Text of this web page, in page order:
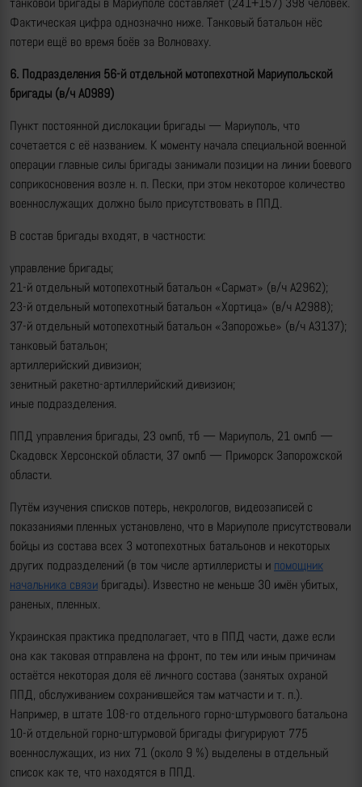
Фактическая цифра однозначно ниже. Танковый батальон нёс
потери ещё во время боёв за Волноваху.
6. Подразделения 56-й отдельной мотопехотной Мариупольской
бригады (в/ч А0989)
Пункт постоянной дислокации бригады — Мариуполь, что
сочетается с её названием. К моменту начала специальной военной
операции главные силы бригады занимали позиции на линии боевого
соприкосновения возле н. п. Пески, при этом некоторое количество
военнослужащих должно было присутствовать в ППД.
В состав бригады входят, в частности:
управление бригады;
21-й отдельный мотопехотный батальон «Сармат» (в/ч А2962);
23-й отдельный мотопехотный батальон «Хортица» (в/ч А2988);
37-й отдельный мотопехотный батальон «Запорожье» (в/ч А3137);
танковый батальон;
артиллерийский дивизион;
зенитный ракетно-артиллерийский дивизион;
иные подразделения.
ППД управления бригады, 23 омпб, тб — Мариуполь, 21 омпб —
Скадовск Херсонской области, 37 омпб — Приморск Запорожской
области.
Путём изучения списков потерь, некрологов, видеозаписей с
показаниями пленных установлено, что в Мариуполе присутствовали
бойцы из состава всех 3 мотопехотных батальонов и некоторых
других подразделений (в том числе артиллеристы и помощник
начальника связи бригады). Известно не меньше 30 имён убитых,
раненых, пленных.
Украинская практика предполагает, что в ППД части, даже если
она как таковая отправлена на фронт, по тем или иным причинам
остаётся некоторая доля её личного состава (занятых охраной
ППД, обслуживанием сохранившейся там матчасти и т. п.).
Например, в штате 108-го отдельного горно-штурмового батальона
10-й отдельной горно-штурмовой бригады фигурируют 775
военнослужащих, из них 71 (около 9 %) выделены в отдельный
список как те, что находятся в ППД.